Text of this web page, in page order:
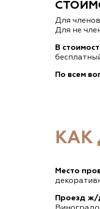
Для
Для не
В
По всем
КАК
Место
Проезд ж/